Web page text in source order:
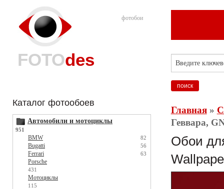
фотобои
FOTOdes
Каталог фотообоев
Автомобили и мотоциклы
951
BMW 82
Bugatti 56
Ferrari 63
Porsche
431
Мотоциклы
115
Главная»
Геввара,
Обои